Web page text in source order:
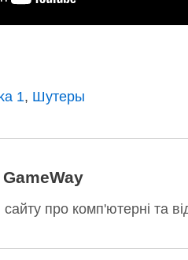
1, Шутеры
GameWay
сайту про комп'ютерні та